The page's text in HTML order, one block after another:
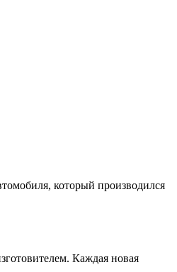
который производился
Каждая новая